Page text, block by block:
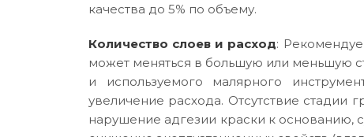
качества до 5% по объему.
Количество слоев и расход:
может меняться в большую или меньшую
и используемого малярного
увеличение расхода. Отсутствие стадии
нарушение адгезии краски к основанию,